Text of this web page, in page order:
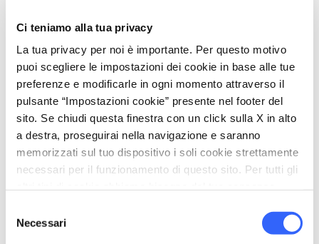
Ci teniamo alla tua privacy
La tua privacy per noi è importante. Per questo motivo
puoi scegliere le impostazioni dei cookie in base alle tue
preferenze e modificarle in ogni momento attraverso il
pulsante “Impostazioni cookie” presente nel footer del
sito. Se chiudi questa finestra con un click sulla X in alto
a destra, proseguirai nella navigazione e saranno
memorizzati sul tuo dispositivo i soli cookie strettamente
necessari per il funzionamento di questo sito. Per tutti gli
delNecessari
vertical_align_bottom -1 mt
Informazioni
directions_bike Tipo di bici
Gravel
straighten Lunghezza